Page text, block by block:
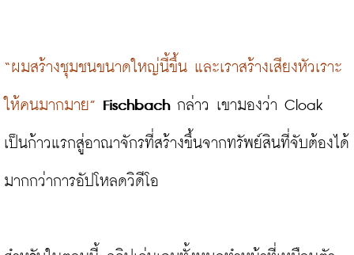
“ผมสร้างชุมชนขนาดใหญ่นี้ขึ้น และเราสร้างเสียงหัวเราะ
ให้คนมากมาย” Fischbach กล่าว เขามองว่า Cloak
เป็นก้าวแรกสู่อาณาจักรที่สร้างขึ้นจากทรัพย์สินที่จับต้องได้
มากกว่าการอัปโหลดวิดีโอ